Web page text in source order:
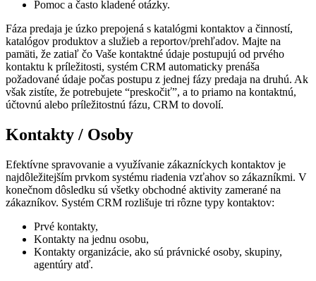
Pomoc a často kladené otázky.
Fáza predaja je úzko prepojená s katalógmi kontaktov a činností,
katalógov produktov a služieb a reportov/prehľadov. Majte na
pamäti, že zatiaľ čo Vaše kontaktné údaje postupujú od prvého
kontaktu k príležitosti, systém CRM automaticky prenáša
požadované údaje počas postupu z jednej fázy predaja na druhú. Ak
však zistíte, že potrebujete “preskočiť”, a to priamo na kontaktnú,
účtovnú alebo príležitostnú fázu, CRM to dovolí.
Kontakty / Osoby
Efektívne spravovanie a využívanie zákazníckych kontaktov je
najdôležitejším prvkom systému riadenia vzťahov so zákazníkmi. V
konečnom dôsledku sú všetky obchodné aktivity zamerané na
zákazníkov. Systém CRM rozlišuje tri rôzne typy kontaktov:
Prvé kontakty,
Kontakty na jednu osobu,
Kontakty organizácie, ako sú právnické osoby, skupiny,
agentúry atď.